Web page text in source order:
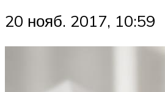
20 нояб. 2017, 10:59